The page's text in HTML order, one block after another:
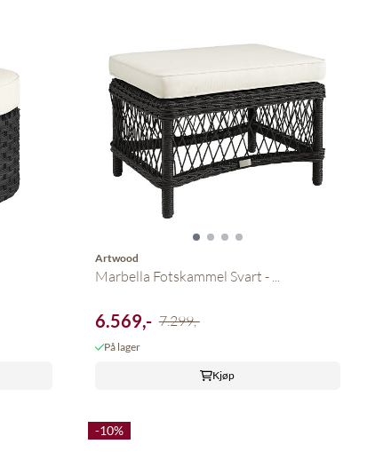
Artwood
Marbella Fotskammel Svart - ...
6.569,- 7.299,-
På lager
Kjøp
-10%